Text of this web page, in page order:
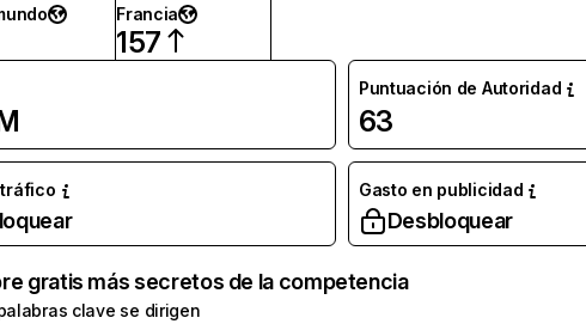
Francia
157
Puntuación de Autoridad
63
Gasto en publicidad
Desbloquear
gratis más secretos de la competencia
clave se dirigen